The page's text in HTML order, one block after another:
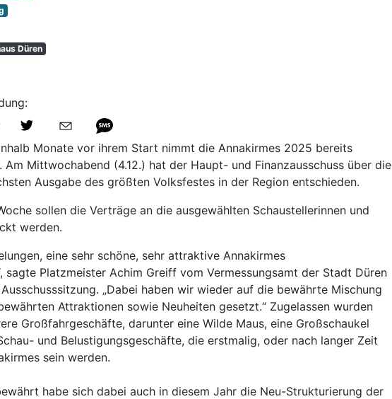
Düren
Monate vor ihrem Start nimmt die Annakirmes 2025 bereits
Am Mittwochabend (4.12.) hat der Haupt- und Finanzausschuss über die
Ausgabe des größten Volksfestes in der Region entschieden.
sollen die Verträge an die ausgewählten Schaustellerinnen und
werden.
eine sehr schöne, sehr attraktive Annakirmes
sagte Platzmeister Achim Greiff vom Vermessungsamt der Stadt Düren
„Dabei haben wir wieder auf die bewährte Mischung
Attraktionen sowie Neuheiten gesetzt.“ Zugelassen wurden
Großfahrgeschäfte, darunter eine Wilde Maus, eine Großschaukel
und Belustigungsgeschäfte, die erstmalig, oder nach langer Zeit
sein werden.
habe sich dabei auch in diesem Jahr die Neu-Strukturierung der